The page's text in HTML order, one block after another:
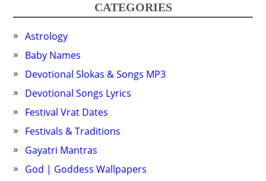
CATEGORIES
Astrology
Baby Names
Devotional Slokas & Songs MP3
Devotional Songs Lyrics
Festival Vrat Dates
Festivals & Traditions
Gayatri Mantras
God | Goddess Wallpapers